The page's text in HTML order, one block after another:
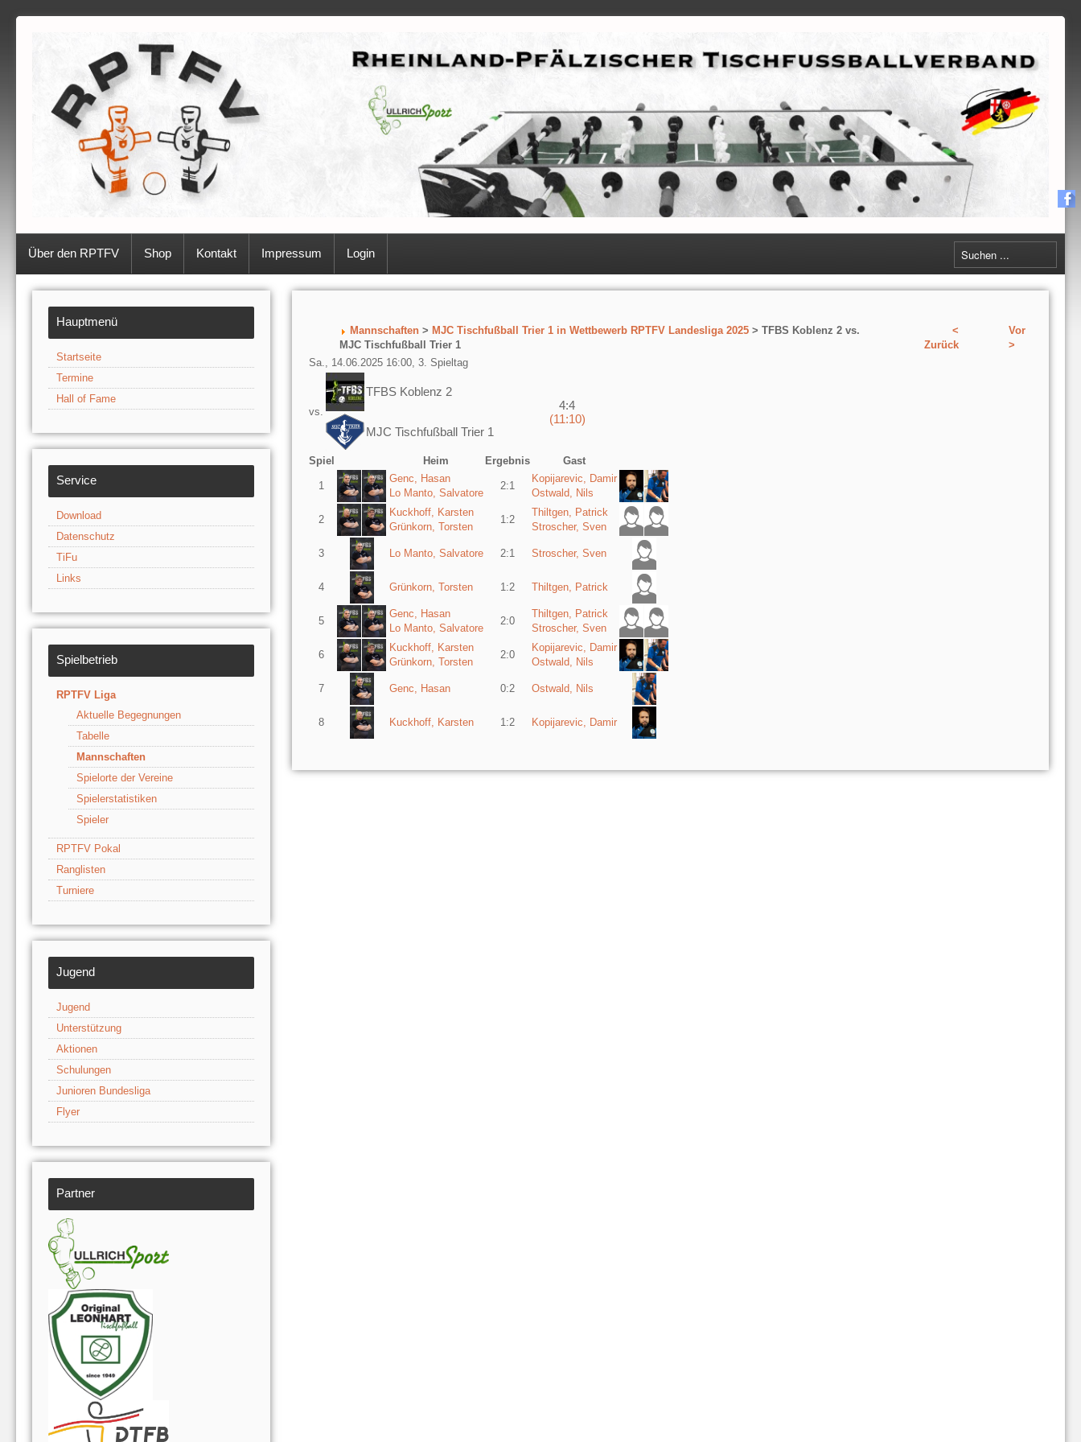
Über den RPTFV Shop Kontakt Impressum Login
Hauptmenü
Startseite
Termine
Hall of Fame
Service
Download
Datenschutz
TiFu
Links
Spielbetrieb
RPTFV Liga
Aktuelle Begegnungen
Tabelle
Mannschaften
Spielorte der Vereine
Spielerstatistiken
Spieler
RPTFV Pokal
Ranglisten
Turniere
Jugend
Jugend
Unterstützung
Aktionen
Schulungen
Junioren Bundesliga
Flyer
Partner
Mannschaften> MJC Tischfußball Trier 1 in Wettbewerb RPTFV Landesliga 2025> TFBS Koblenz 2 vs.
MJC Tischfußball Trier 1
<
Zurück
Vor
>
Sa., 14.06.2025 16:00, 3. Spieltag
vs.
TFBS Koblenz 2
MJC Tischfußball Trier 1
4:4
(11:10)
Spiel Heim Ergebnis Gast
1
Genc, Hasan
Lo Manto, Salvatore
2:1
Kopijarevic, Damir
Ostwald, Nils
2
Kuckhoff, Karsten
Grünkorn, Torsten
1:2
Thiltgen, Patrick
Stroscher, Sven
3 Lo Manto, Salvatore 2:1 Stroscher, Sven
4 Grünkorn, Torsten 1:2 Thiltgen, Patrick
5
Genc, Hasan
Lo Manto, Salvatore
2:0
Thiltgen, Patrick
Stroscher, Sven
6
Kuckhoff, Karsten
Grünkorn, Torsten
2:0
Kopijarevic, Damir
Ostwald, Nils
7 Genc, Hasan 0:2 Ostwald, Nils
8 Kuckhoff, Karsten 1:2 Kopijarevic, Damir